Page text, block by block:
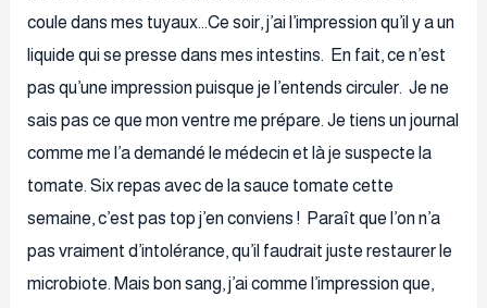
coule dans mes tuyaux…Ce soir, j’ai l’impression qu’il y a un
liquide qui se presse dans mes intestins. En fait, ce n’est
pas qu’une impression puisque je l’entends circuler. Je ne
sais pas ce que mon ventre me prépare. Je tiens un journal
comme me l’a demandé le médecin et là je suspecte la
tomate. Six repas avec de la sauce tomate cette
semaine, c’est pas top j’en conviens ! Paraît que l’on n’a
pas vraiment d’intolérance, qu’il faudrait juste restaurer le
microbiote. Mais bon sang, j’ai comme l’impression que,